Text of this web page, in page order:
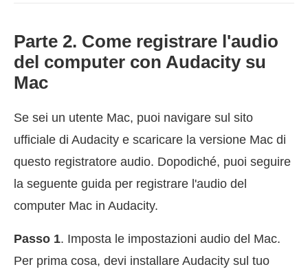
Parte 2. Come registrare l'audio
del computer con Audacity su
Mac
Se sei un utente Mac, puoi navigare sul sito
ufficiale di Audacity e scaricare la versione Mac di
questo registratore audio. Dopodiché, puoi seguire
la seguente guida per registrare l'audio del
computer Mac in Audacity.
Passo 1. Imposta le impostazioni audio del Mac.
Per prima cosa, devi installare Audacity sul tuo